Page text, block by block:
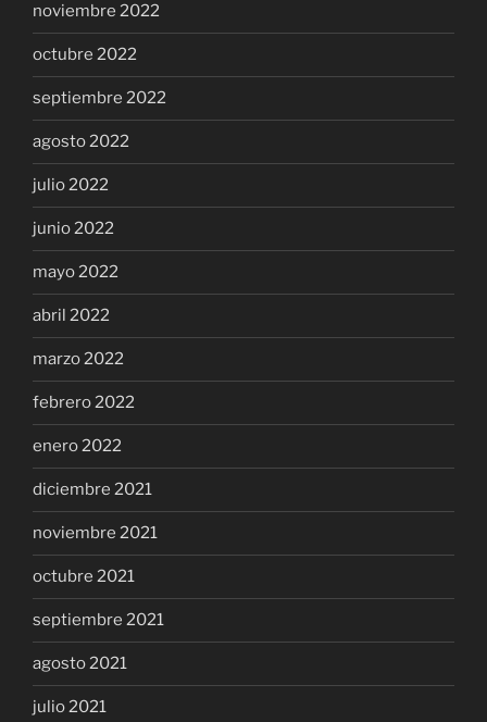
noviembre 2022
octubre 2022
septiembre 2022
agosto 2022
julio 2022
junio 2022
mayo 2022
abril 2022
marzo 2022
febrero 2022
enero 2022
diciembre 2021
noviembre 2021
octubre 2021
septiembre 2021
agosto 2021
julio 2021